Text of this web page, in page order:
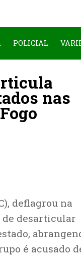
POLICIAL
nas
deflagrou na
de desarticular
é acusado